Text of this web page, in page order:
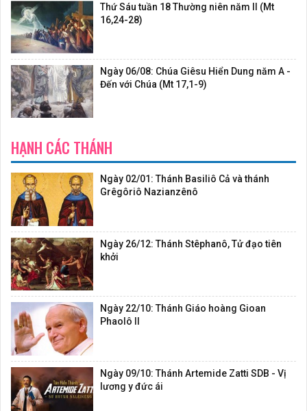
Thứ Sáu tuần 18 Thường niên năm II (Mt
16,24-28)
Ngày 06/08: Chúa Giêsu Hiển Dung năm A -
Đến với Chúa (Mt 17,1-9)
HẠNH CÁC THÁNH
Ngày 02/01: Thánh Basiliô Cả và thánh
Grêgôriô Nazianzênô
Ngày 26/12: Thánh Stêphanô, Tử đạo tiên
khởi
Ngày 22/10: Thánh Giáo hoàng Gioan
Phaolô II
Ngày 09/10: Thánh Artemide Zatti SDB - Vị
lương y đức ái